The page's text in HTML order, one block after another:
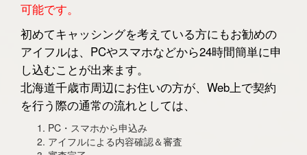
可能です。
初めてキャッシングを考えている方にもお勧めの
アイフルは、PCやスマホなどから24時間簡単に申
し込むことが出来ます。
北海道千歳市周辺にお住いの方が、Web上で契約
を行う際の通常の流れとしては、
PC・スマホから申込み
アイフルによる内容確認＆審査